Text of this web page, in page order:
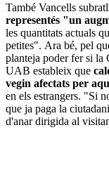
També Vancells
representés "un
les quantitats actuals
petites". Ara bé, pel
planteja poder fer si la
UAB estableix que
vegin afectats per
en els estrangers. "Si
que ja paga la
d'anar dirigida al